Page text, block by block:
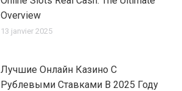
Overview
13 janvier 2025
Лучшие Онлайн Казино С
Рублевыми Ставками В 2025 Году